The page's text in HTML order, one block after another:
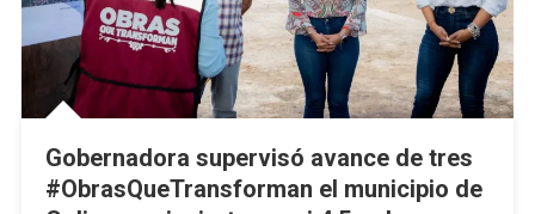
Gobernadora supervisó avance de tres
#ObrasQueTransforman el municipio de